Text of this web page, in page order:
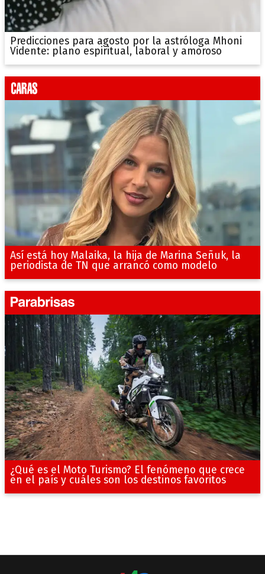
Predicciones para agosto por la astróloga Mhoni
Vidente: plano espiritual, laboral y amoroso
Así está hoy Malaika, la hija de Marina Señuk, la
periodista de TN que arrancó como modelo
¿Qué es el Moto Turismo? El fenómeno que crece
en el país y cuáles son los destinos favoritos